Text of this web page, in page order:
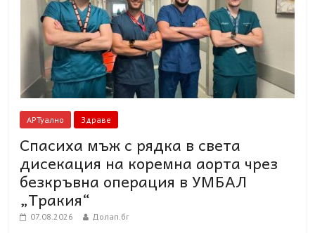
АРТуално Здраве
Спасиха мъж с рядка в света
дисекация на коремна аорта чрез
безкръвна операция в УМБАЛ
„Тракия“
07.08.2026 Долап.бг